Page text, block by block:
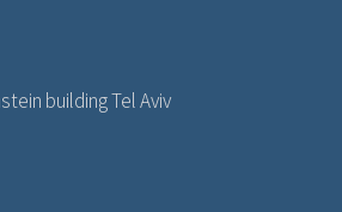
building Tel Aviv